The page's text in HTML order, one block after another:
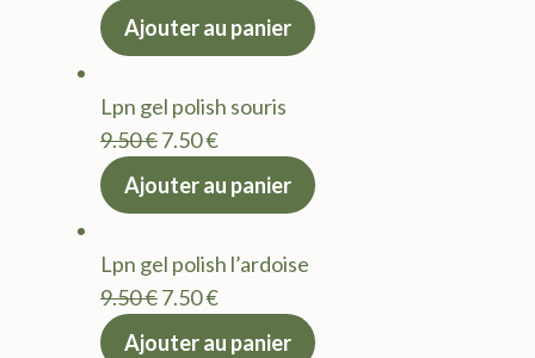
prix
9.50 €.
actuel
7.50 €.
Ajouter au panier
Lpn gel polish souris
9.50€Le
prix
9.50 €.
7.50€Le
actuel
7.50 €.
Ajouter au panier
Lpn gel polish l’ardoise
9.50€Le
prix
7.50€Le
Ajouter au panier